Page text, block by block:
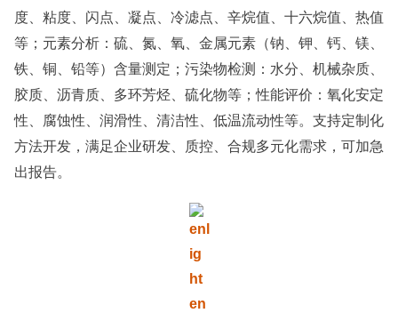
度、粘度、闪点、凝点、冷滤点、辛烷值、十六烷值、热值
等；元素分析：硫、氮、氧、金属元素（钠、钾、钙、镁、
铁、铜、铅等）含量测定；污染物检测：水分、机械杂质、
胶质、沥青质、多环芳烃、硫化物等；性能评价：氧化安定
性、腐蚀性、润滑性、清洁性、低温流动性等。支持定制化
方法开发，满足企业研发、质控、合规多元化需求，可加急
出报告。